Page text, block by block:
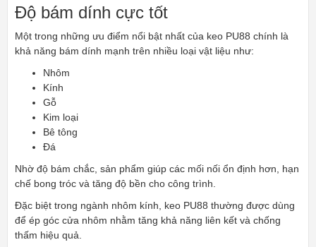
Độ bám dính cực tốt
Một trong những ưu điểm nổi bật nhất của keo PU88 chính là
khả năng bám dính mạnh trên nhiều loại vật liệu như:
Nhôm
Kính
Gỗ
Kim loại
Bê tông
Đá
Nhờ độ bám chắc, sản phẩm giúp các mối nối ổn định hơn, hạn
chế bong tróc và tăng độ bền cho công trình.
Đặc biệt trong ngành nhôm kính, keo PU88 thường được dùng
để ép góc cửa nhôm nhằm tăng khả năng liên kết và chống
thấm hiệu quả.